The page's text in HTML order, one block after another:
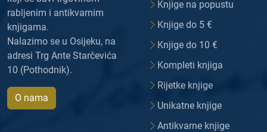
rabljenim i antikvarnim
knjigama.
Nalazimo se u Osijeku, na
adresi Trg Ante Starčevića
10 (Pothodnik).
O nama
Knjige na popustu
Knjige do 5 €
Knjige do 10 €
Kompleti knjiga
Rijetke knjige
Unikatne knjige
Antikvarne knjige